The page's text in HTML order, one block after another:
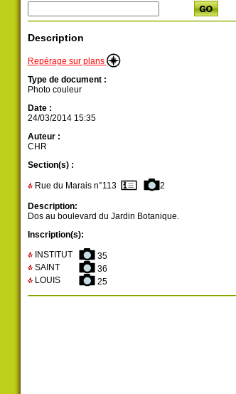
Description
Repérage sur plans
Type de document :
Photo couleur
Date :
24/03/2014 15:35
Auteur :
CHR
Section(s) :
Rue du Marais n°113 2
Description:
Dos au boulevard du Jardin Botanique.
Inscription(s):
INSTITUT
35
SAINT
36
LOUIS
25